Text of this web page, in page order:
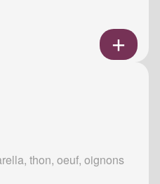
thon, oeuf, oignons